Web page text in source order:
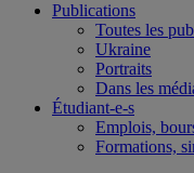
Publications
Toutes les
Ukraine
Portraits
Dans les
Étudiant-e-s
Emplois,
Formations,